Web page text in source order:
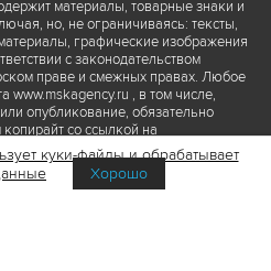
материалы, товарные знаки и
но, не ограничиваясь: тексты,
графические изображения
с законодательством
праве и смежных правах. Любое
www.mskagency.ru , в том числе,
опубликование, обязательно
со ссылкой на
а также гиперссылкой на сайт
информации. Переработка
не допускается.
куки-файлы и обрабатывает
Хорошо